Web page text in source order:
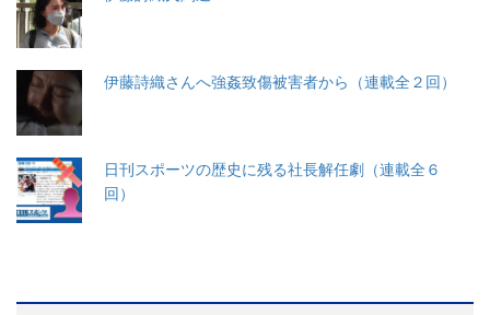
伊藤詩織さんへ強姦致傷被害者から（連載全２回）
日刊スポーツの歴史に残る社長解任劇（連載全６
回）